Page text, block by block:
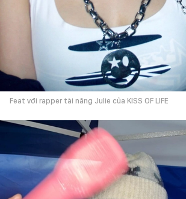
Feat với rapper tài năng Julie của KISS OF LIFE